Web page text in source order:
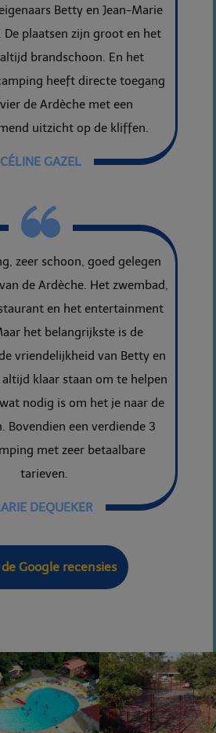
Betty en Jean-Marie
De plaatsen zijn groot en het
brandschoon. En het
heeft directe toegang
de Ardèche met een
uitzicht op de kliffen.
CÉLINE GAZEL
zeer schoon, goed gelegen
de Ardèche. Het zwembad,
en het entertainment
het belangrijkste is de
vriendelijkheid van Betty en
altijd klaar staan om te helpen
nodig is om het je naar de
Bovendien een verdiende 3
met zeer betaalbare
tarieven.
DEQUEKER
de Google recensies